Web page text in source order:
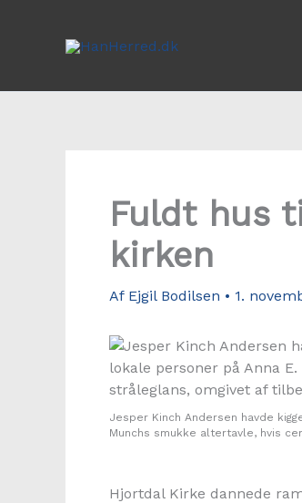
Fuldt hus
kirken
Af Ejgil Bodilsen • 1.
Jesper Kinch Andersen havde
Munchs smukke altertavle, hvis
Hjortdal Kirke dannede